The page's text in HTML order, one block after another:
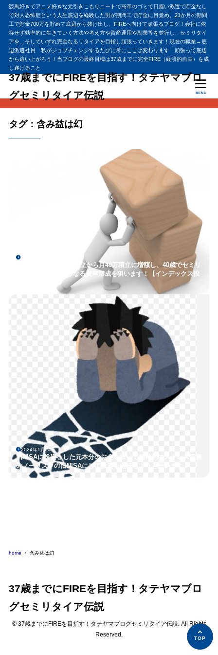
競馬好きでアニメ好きな元引きこもりニートで高卒のゴミで日雇い派遣で貯金なし
で対人恐怖症という人生底辺を経験した男が期間工で貯金に目覚め、21か月の期間
工で貯金700万を貯めて底辺から抜け出し、FIREへ向けて頑張るブログ！会社に依
存せず効率的に生きていく方法や考え方や資産運用や副業等を並行し、セミリタイ
アを…そしていずれ完全なるリタイアを目指し頑張っていきます！現在の職業→底
辺派遣社員 私がジョブチェンジするたびに常にここは変わります 頑張って底辺
から這い上がろう！当ブログの最終目標は37歳までに完全FIRE（経済的自由）を成
し遂げること
37歳までにFIREを目指す！タテヤマブロ
グセミリタイア伝説
MENU
タグ：含み益は幻
2024年1月26日
【積立投資】月32万積立から月40万積立に増額し、40歳でセミリ
タイアへ向けてさらなる資産形成を狙います！【インデックス投
2024年1月24日
旧NISAに投資をした元本分のお金を抜いて精神的にストレス皆無
のノーリスクの旧NISAにして投資を継続しようと思います！
home 含み益は幻
37歳までにFIREを目指す！タテヤマブロ
グセミリタイア伝説
© 37歳までにFIREを目指す！タテヤマブログセミリタイア伝説. All Rights
Reserved.